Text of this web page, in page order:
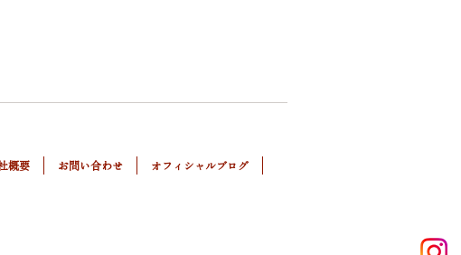
概要 お問い合わせ オフィシャルブログ